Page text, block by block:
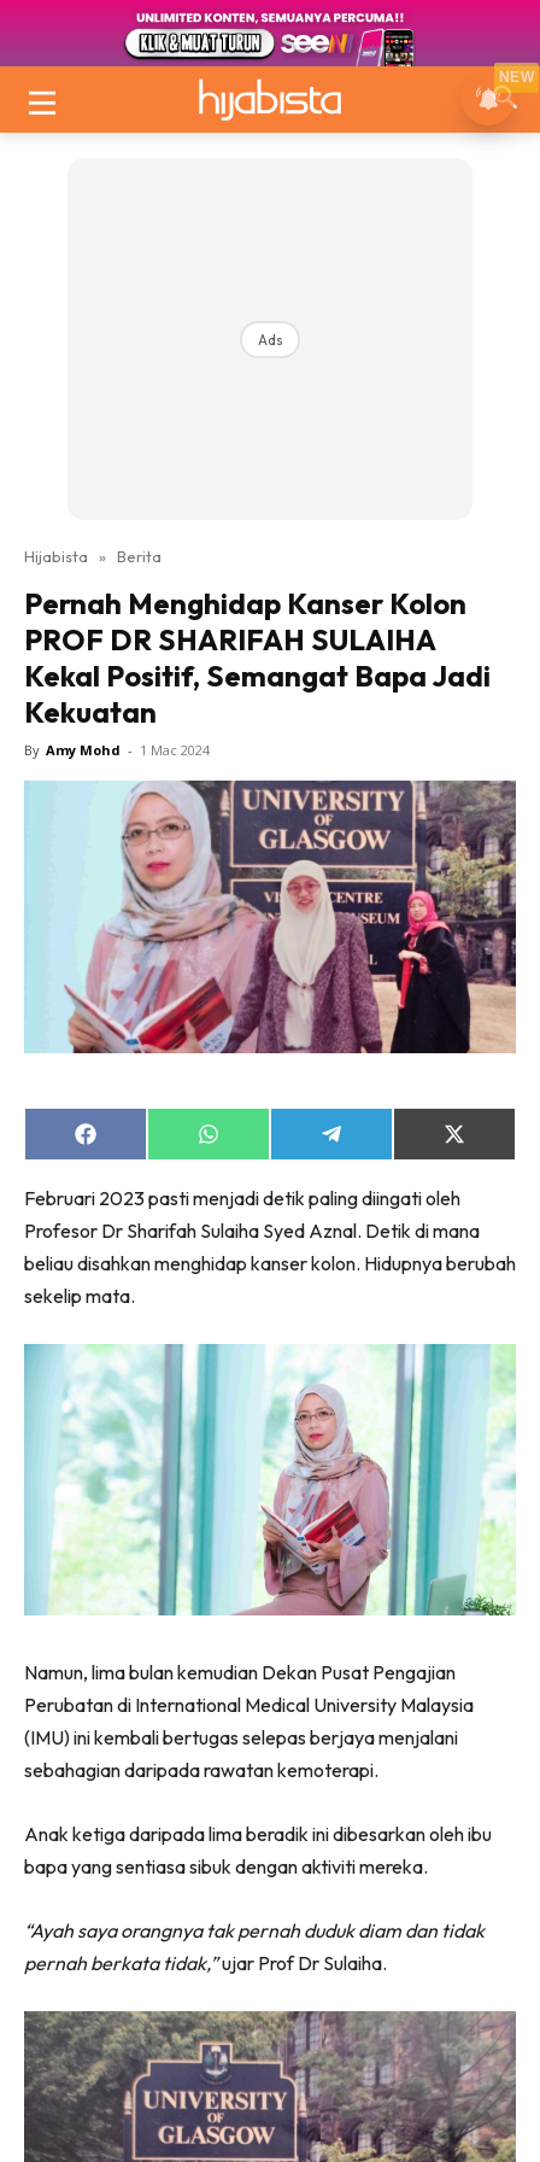
Ads
Hijabista » Berita
Pernah Menghidap Kanser Kolon
PROF DR SHARIFAH SULAIHA
Kekal Positif, Semangat Bapa Jadi
Kekuatan
By Amy Mohd - 1 Mac 2024
Share
on
Share
on
Share
on
Share
on
(Twitter)
Februari 2023 pasti menjadi detik paling diingati oleh
Profesor Dr Sharifah Sulaiha Syed Aznal. Detik di mana
beliau disahkan menghidap kanser kolon. Hidupnya berubah
sekelip mata.
Namun, lima bulan kemudian Dekan Pusat Pengajian
Perubatan di International Medical University Malaysia
(IMU) ini kembali bertugas selepas berjaya menjalani
sebahagian daripada rawatan kemoterapi.
Anak ketiga daripada lima beradik ini dibesarkan oleh ibu
bapa yang sentiasa sibuk dengan aktiviti mereka.
“Ayah saya orangnya tak pernah duduk diam dan tidak
pernah berkata tidak,”ujar Prof Dr Sulaiha.
NEW